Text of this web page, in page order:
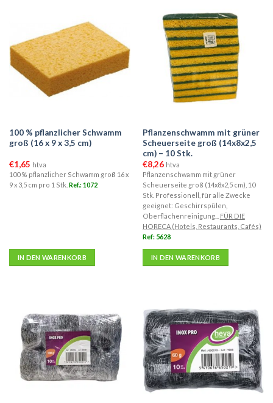
100 % pflanzlicher Schwamm
groß (16 x 9 x 3,5 cm)
€1,65 htva
100 % pflanzlicher Schwamm groß 16 x
9 x 3,5 cm pro 1 Stk. Ref.: 1072
IN DEN WARENKORB
Pflanzenschwamm mit grüner
Scheuerseite groß (14x8x2,5
cm) – 10 Stk.
€8,26 htva
Pflanzenschwamm mit grüner
Scheuerseite groß (14x8x2,5 cm), 10
Stk. Professionell, für alle Zwecke
geeignet: Geschirrspülen,
Oberflächenreinigung... FÜR DIE
HORECA (Hotels, Restaurants, Cafés)
Ref: 5628
IN DEN WARENKORB